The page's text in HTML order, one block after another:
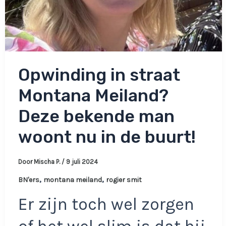
Opwinding in straat
Montana Meiland?
Deze bekende man
woont nu in de buurt!
Door Mischa P. / 9 juli 2024
BN'ers, montana meiland, rogier smit
Er zijn toch wel zorgen